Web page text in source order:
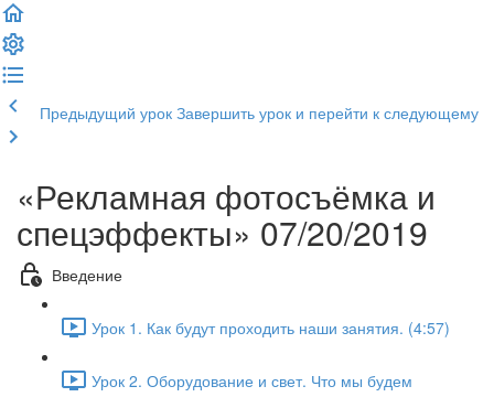
Предыдущий урок Завершить урок и перейти к следующему
«Рекламная фотосъёмка и
спецэффекты» 07/20/2019
Введение
Урок 1. Как будут проходить наши занятия. (4:57)
Урок 2. Оборудование и свет. Что мы будем